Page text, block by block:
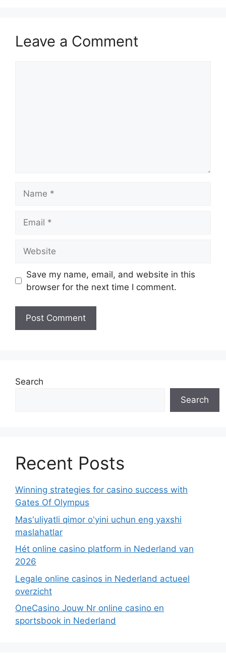
Leave a Comment
Save my name, email, and website in this
browser for the next time I comment.
Search
Search
Recent Posts
Winning strategies for casino success with
Gates Of Olympus
Mas'uliyatli qimor o'yini uchun eng yaxshi
maslahatlar
Hét online casino platform in Nederland van
2026
Legale online casinos in Nederland actueel
overzicht
OneCasino Jouw Nr online casino en
sportsbook in Nederland